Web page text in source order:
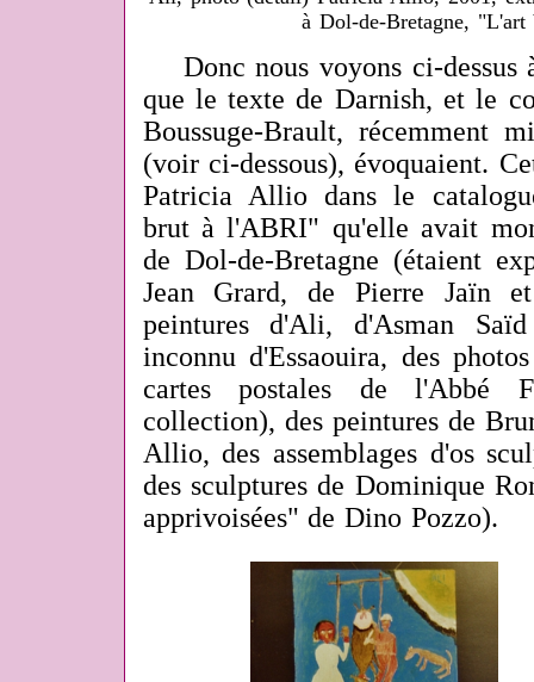
à Dol-de-Bretagne,
Donc nous voyons ci-dessus
que le texte de Darnish, et le
Boussuge-Brault, récemment
(voir ci-dessous), évoquaient.
Patricia Allio dans le
brut à l'ABRI" qu'elle avait
de Dol-de-Bretagne (étaient
Jean Grard, de Pierre Jaïn
peintures d'Ali, d'Asman
inconnu d'Essaouira, des
cartes postales de l'Abbé
collection), des peintures de
Allio,des assemblages d'os
des sculptures de Dominique
apprivoisées" de Dino Pozzo).